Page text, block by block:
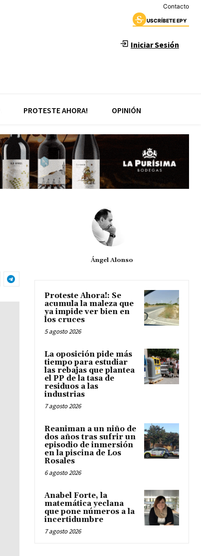
Contacto
USCRÍBETE EPY
Iniciar Sesión
PROTESTE AHORA! OPINIÓN
Ángel Alonso
Proteste Ahora!: Se
acumula la maleza que
ya impide ver bien en
los cruces
5 agosto 2026
La oposición pide más
tiempo para estudiar
las rebajas que plantea
el PP de la tasa de
residuos a las
industrias
7 agosto 2026
Reaniman a un niño de
dos años tras sufrir un
episodio de inmersión
en la piscina de Los
Rosales
6 agosto 2026
Anabel Forte, la
matemática yeclana
que pone números a la
incertidumbre
7 agosto 2026